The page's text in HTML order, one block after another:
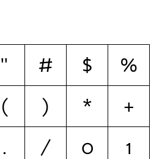
" # $
%
( ) *
+
. / 0
1